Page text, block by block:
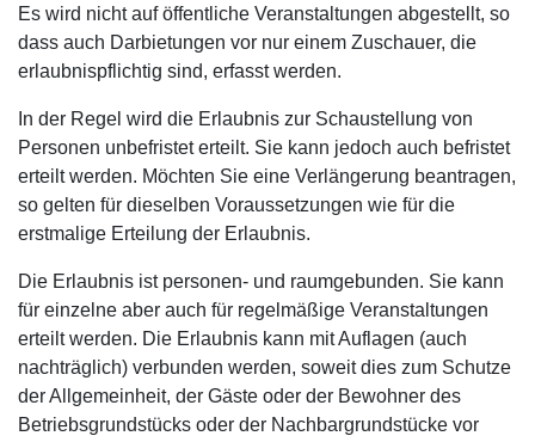
Es wird nicht auf öffentliche Veranstaltungen abgestellt, so
dass auch Darbietungen vor nur einem Zuschauer, die
erlaubnispflichtig sind, erfasst werden.
In der Regel wird die Erlaubnis zur Schaustellung von
Personen unbefristet erteilt. Sie kann jedoch auch befristet
erteilt werden. Möchten Sie eine Verlängerung beantragen,
so gelten für dieselben Voraussetzungen wie für die
erstmalige Erteilung der Erlaubnis.
Die Erlaubnis ist personen- und raumgebunden. Sie kann
für einzelne aber auch für regelmäßige Veranstaltungen
erteilt werden. Die Erlaubnis kann mit Auflagen (auch
nachträglich) verbunden werden, soweit dies zum Schutze
der Allgemeinheit, der Gäste oder der Bewohner des
Betriebsgrundstücks oder der Nachbargrundstücke vor